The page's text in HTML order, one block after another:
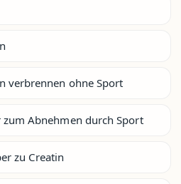
verbrennen ohne Sport
Abnehmen durch Sport
zu Creatin